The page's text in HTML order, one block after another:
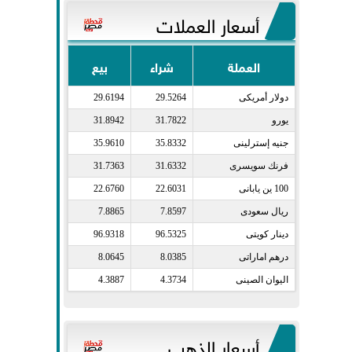
أسعار العملات
العملة شراء بيع
دولار أمريكى​ 29.5264
29.6194
يورو​ 31.7822
31.8942
جنيه إسترلينى​ 35.8332
35.9610
فرنك سويسرى​ 31.6332
31.7363
100 ين يابانى​ 22.6031
22.6760
ريال سعودى​ 7.8597
7.8865
دينار كويتى​ 96.5325
96.9318
درهم اماراتى​ 8.0385
8.0645
اليوان الصينى​ 4.3734
4.3887
أسعار الذهب